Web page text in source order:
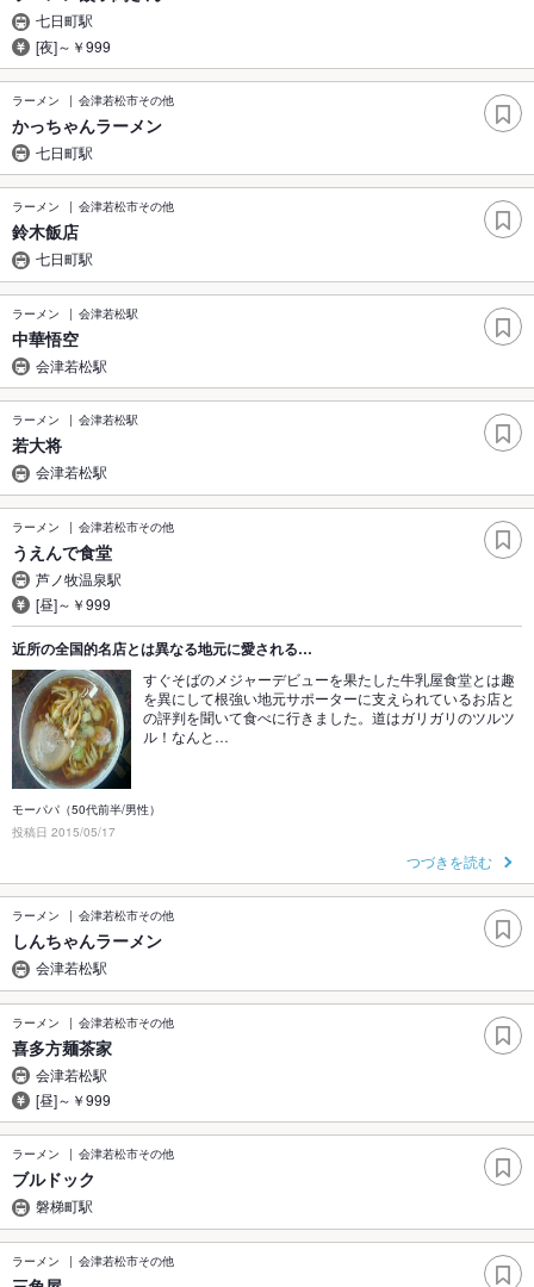
七日町駅
[夜]～￥999
ラーメン 会津若松市その他
かっちゃんラーメン
七日町駅
ラーメン 会津若松市その他
鈴木飯店
七日町駅
ラーメン 会津若松駅
中華悟空
会津若松駅
ラーメン 会津若松駅
若大将
会津若松駅
ラーメン 会津若松市その他
うえんで食堂
芦ノ牧温泉駅
[昼]～￥999
近所の全国的名店とは異なる地元に愛される…
すぐそばのメジャーデビューを果たした牛乳屋食堂とは趣
を異にして根強い地元サポーターに支えられているお店と
の評判を聞いて食べに行きました。道はガリガリのツルツ
ル！なんと…
モーパパ（50代前半/男性）
投稿日 2015/05/17
つづきを読む
ラーメン 会津若松市その他
しんちゃんラーメン
会津若松駅
ラーメン 会津若松市その他
喜多方麺茶家
会津若松駅
[昼]～￥999
ラーメン 会津若松市その他
ブルドック
磐梯町駅
ラーメン 会津若松市その他